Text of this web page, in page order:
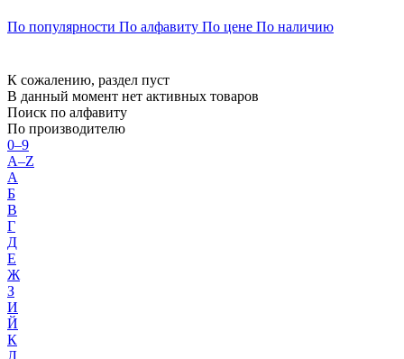
По популярности По алфавиту По цене По наличию
К сожалению, раздел пуст
В данный момент нет активных товаров
Поиск по алфавиту
По производителю
0–9
A–Z
А
Б
В
Г
Д
Е
Ж
З
И
Й
К